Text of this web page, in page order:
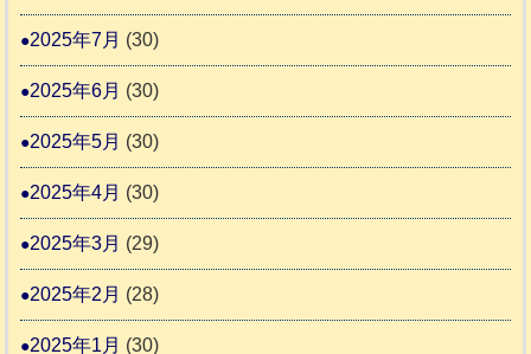
2025年7月 (30)
2025年6月 (30)
2025年5月 (30)
2025年4月 (30)
2025年3月 (29)
2025年2月 (28)
2025年1月 (30)